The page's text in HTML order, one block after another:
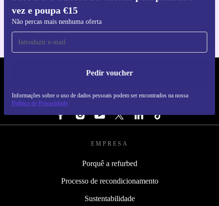
vez e poupa €15
Não percas mais nenhuma oferta
Pedir voucher
Informações sobre o uso de dados pessoais podem ser encontrados na nossa
Política de Privacidade
Para iOS e Android
REFURBED PORTUGAL - RETHINK NEW.
SEGUE-NOS
EMPRESA
Porquê a refurbed
Processo de recondicionamento
Sustentabilidade